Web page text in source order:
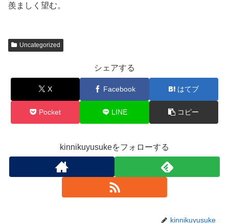
羨ましく望む。
Uncategorized
シェアする
X Facebook はてブ
Pocket LINE コピー
kinnikuyusukeをフォローする
kinnikuyusuke